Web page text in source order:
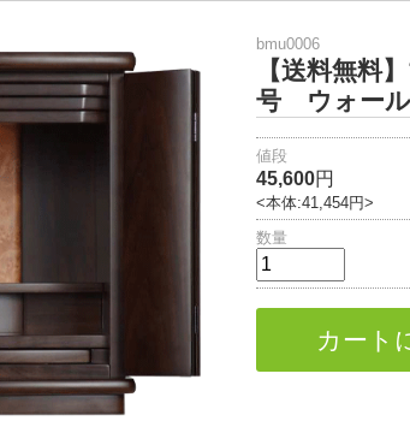
bmu0006
【送料無料
号 ウォール
値段
45,600円
<本体:41,454円>
数量